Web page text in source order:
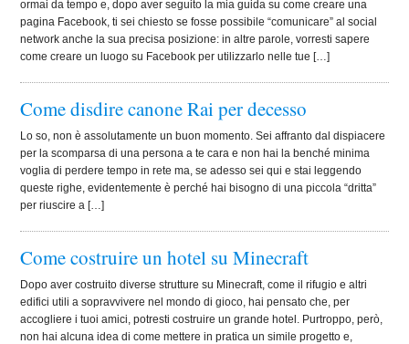
ormai da tempo e, dopo aver seguito la mia guida su come creare una
pagina Facebook, ti sei chiesto se fosse possibile “comunicare” al social
network anche la sua precisa posizione: in altre parole, vorresti sapere
come creare un luogo su Facebook per utilizzarlo nelle tue […]
Come disdire canone Rai per decesso
Lo so, non è assolutamente un buon momento. Sei affranto dal dispiacere
per la scomparsa di una persona a te cara e non hai la benché minima
voglia di perdere tempo in rete ma, se adesso sei qui e stai leggendo
queste righe, evidentemente è perché hai bisogno di una piccola “dritta”
per riuscire a […]
Come costruire un hotel su Minecraft
Dopo aver costruito diverse strutture su Minecraft, come il rifugio e altri
edifici utili a sopravvivere nel mondo di gioco, hai pensato che, per
accogliere i tuoi amici, potresti costruire un grande hotel. Purtroppo, però,
non hai alcuna idea di come mettere in pratica un simile progetto e,